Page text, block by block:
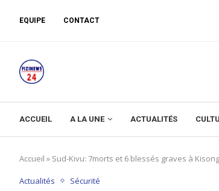
EQUIPE CONTACT
ACCUEIL A LA UNE ACTUALITÉS
Accueil » Sud-Kivu: 7morts et 6 blessés graves à
Actualités Sécurité